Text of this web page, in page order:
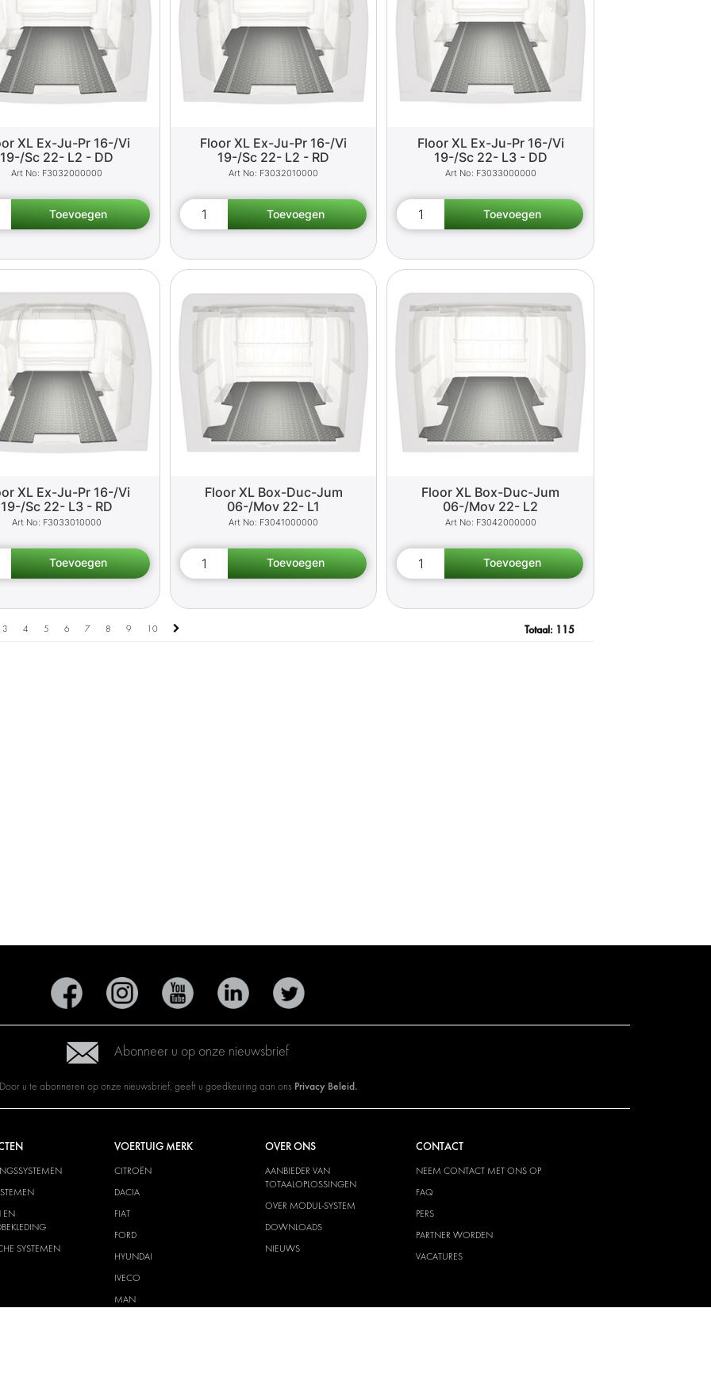
XL Ex-Ju-Pr 16-/Vi
19-/Sc 22- L2 - DD
F3032000000
Floor XL Ex-Ju-Pr 16-/Vi
19-/Sc 22- L2 - RD
F3032010000
Floor XL Ex-Ju-Pr 16-/Vi
19-/Sc 22- L3 - DD
F3033000000
XL Ex-Ju-Pr 16-/Vi
19-/Sc 22- L3 - RD
F3033010000
Floor XL Box-Duc-Jum
06-/Mov 22- L1
F3041000000
Floor XL Box-Duc-Jum
06-/Mov 22- L2
F3042000000
3 4 5 6 7 8 9 10 Totaal: 115
Abonneer u op onze nieuwsbrief
u te abonneren op onze nieuwsbrief, geeft u goedkeuring aan ons Privacy Beleid.
EN
SYSTEMEN
VOERTUIG MERK
CITROËN
DACIA
FIAT
FORD
HYUNDAI
IVECO
MAN
OVER ONS
AANBIEDER VAN
TOTAALOPLOSSINGEN
OVER MODUL-SYSTEM
DOWNLOADS
NIEUWS
CONTACT
NEEM CONTACT MET ONS OP
FAQ
PERS
PARTNER WORDEN
VACATURES